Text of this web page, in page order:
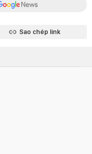
Sao chép link